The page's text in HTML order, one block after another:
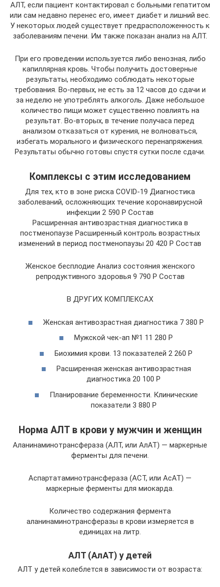
АЛТ, если пациент контактировал с больными гепатитом
или сам недавно перенес его, имеет диабет и лишний вес.
У некоторых людей существует предрасположенность к
заболеваниям печени. Им также показан анализ на АЛТ.
При его проведении используется либо венозная, либо
капиллярная кровь. Чтобы получить достоверные
результаты, необходимо соблюдать некоторые
требования. Во-первых, не есть за 12 часов до сдачи и
за неделю не употреблять алкоголь. Даже небольшое
количество пищи может существенно повлиять на
результат. Во-вторых, в течение получаса перед
анализом отказаться от курения, не волноваться,
избегать морального и физического перенапряжения.
Результаты обычно готовы спустя сутки после сдачи.
Комплексы с этим исследованием
Для тех, кто в зоне риска COVID-19 Диагностика
заболеваний, осложняющих течение коронавирусной
инфекции 2 590 Р Состав
Расширенная антивозрастная диагностика в
постменопаузе Расширенный контроль возрастных
изменений в период постменопаузы 20 420 Р Состав
Женское бесплодие Анализ состояния женского
репродуктивного здоровья 9 790 Р Состав
В ДРУГИХ КОМПЛЕКСАХ
Женская антивозрастная диагностика 7 380 Р
Мужской чек-ап №1 11 280 Р
Биохимия крови. 13 показателей 2 260 Р
Расширенная женская антивозрастная
диагностика 20 100 Р
Планирование беременности. Клинические
показатели 3 880 Р
Норма АЛТ в крови у мужчин и женщин
Аланинаминотрансфераза (АЛТ, или АлАТ) — маркерные
ферменты для печени.
Аспартатаминотрансфераза (АСТ, или АсАТ) —
маркерные ферменты для миокарда.
Количество содержания фермента
аланинаминотрансферазы в крови измеряется в
единицах на литр.
АЛТ (АлАТ) у детей
АЛТ у детей колеблется в зависимости от возраста: